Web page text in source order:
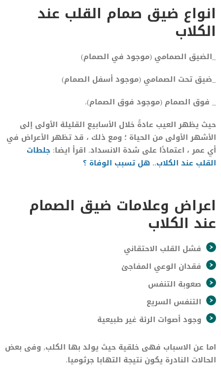
انواع ضيق صمام القلب عند
الكلاب
_الضيق الصمامي (موجود في الصمام)
_ضيق تحت الصمامي (موجود أسفل الصمام)
_ فوق الصمام (موجود فوق الصمام).
حيث يظهر العيب عادةً خلال الأسابيع القليلة الأولى إلى
الأشهر الأولى من الحياة ؛ ومع ذلك ، قد تظهر الأعراض في
أي عمر ، اعتمادًا على شدة الانسداد. اقرأ ايضا: جلطات
القلب عند الكلاب.. هل تسبب الوفاة ؟
اعراض وعلامات ضيق الصمام
عند الكلاب
فشل القلب الاحتقاني
فقدان الوعي المفاجئ
صعوبة التنفس
التنفس السريع
وجود أصوات الرئة غير طبيعية
اما عن الاسباب فهى خلقية حيث يولد بها الكلب, وفى بعض
الحالات النادرة يكون نتيجة التهابا جرثوميا.